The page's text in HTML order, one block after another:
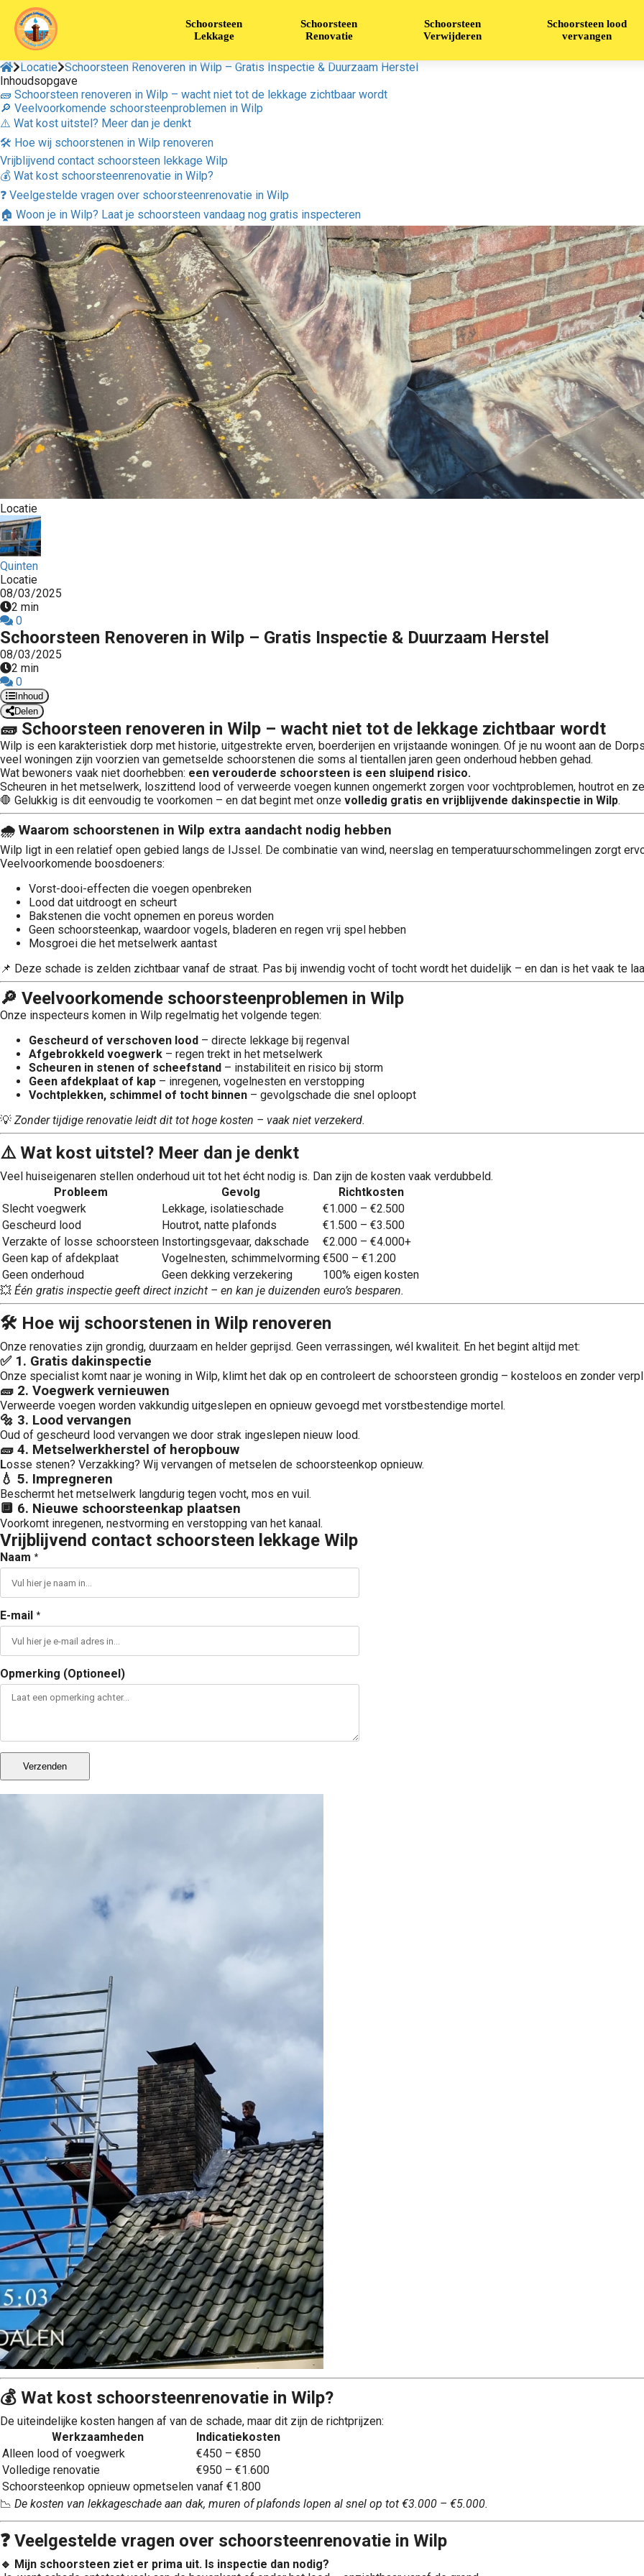
Schoorsteen
Lekkage
Schoorsteen
Renovatie
Schoorsteen
Verwijderen
Schoorsteen lood
vervangen
Locatie Schoorsteen Renoveren in Wilp – Gratis Inspectie & Duurzaam Herstel
Inhoudsopgave
🧱 Schoorsteen renoveren in Wilp – wacht niet tot de lekkage zichtbaar wordt
🔎 Veelvoorkomende schoorsteenproblemen in Wilp
⚠️ Wat kost uitstel? Meer dan je denkt
🛠 Hoe wij schoorstenen in Wilp renoveren
Vrijblijvend contact schoorsteen lekkage Wilp
💰 Wat kost schoorsteenrenovatie in Wilp?
❓ Veelgestelde vragen over schoorsteenrenovatie in Wilp
🏠 Woon je in Wilp? Laat je schoorsteen vandaag nog gratis inspecteren
Locatie
Quinten
Locatie
08/03/2025
2 min
0
Schoorsteen Renoveren in Wilp – Gratis Inspectie & Duurzaam Herstel
08/03/2025
2 min
0
Inhoud
Delen
🧱 Schoorsteen renoveren in Wilp – wacht niet tot de lekkage zichtbaar wordt
Wilp is een karakteristiek dorp met historie, uitgestrekte erven, boerderijen en vrijstaande woningen. Of je nu woont aan de
veel woningen zijn voorzien van gemetselde schoorstenen die soms al tientallen jaren geen onderhoud hebben gehad.
Wat bewoners vaak niet doorhebben: een verouderde schoorsteen is een sluipend risico.
Scheuren in het metselwerk, loszittend lood of verweerde voegen kunnen ongemerkt zorgen voor vochtproblemen, houtrot en
🛑 Gelukkig is dit eenvoudig te voorkomen – en dat begint met onze volledig gratis en vrijblijvende dakinspectie in Wilp.
🌧 Waarom schoorstenen in Wilp extra aandacht nodig hebben
Wilp ligt in een relatief open gebied langs de IJssel. De combinatie van wind, neerslag en temperatuurschommelingen zorgt
Veelvoorkomende boosdoeners:
Vorst-dooi-effecten die voegen openbreken
Lood dat uitdroogt en scheurt
Bakstenen die vocht opnemen en poreus worden
Geen schoorsteenkap, waardoor vogels, bladeren en regen vrij spel hebben
Mosgroei die het metselwerk aantast
📌 Deze schade is zelden zichtbaar vanaf de straat. Pas bij inwendig vocht of tocht wordt het duidelijk – en dan is het vaak te
🔎 Veelvoorkomende schoorsteenproblemen in Wilp
Onze inspecteurs komen in Wilp regelmatig het volgende tegen:
Gescheurd of verschoven lood – directe lekkage bij regenval
Afgebrokkeld voegwerk – regen trekt in het metselwerk
Scheuren in stenen of scheefstand – instabiliteit en risico bij storm
Geen afdekplaat of kap – inregenen, vogelnesten en verstopping
Vochtplekken, schimmel of tocht binnen – gevolgschade die snel oploopt
💡 Zonder tijdige renovatie leidt dit tot hoge kosten – vaak niet verzekerd.
⚠️ Wat kost uitstel? Meer dan je denkt
Veel huiseigenaren stellen onderhoud uit tot het écht nodig is. Dan zijn de kosten vaak verdubbeld.
Probleem
Gevolg
Richtkosten
Slecht voegwerk
Lekkage, isolatieschade
€1.000 – €2.500
Gescheurd lood
Houtrot, natte plafonds
€1.500 – €3.500
Verzakte of losse schoorsteen Instortingsgevaar, dakschade
€2.000 – €4.000+
Geen kap of afdekplaat
Vogelnesten, schimmelvorming €500 – €1.200
Geen onderhoud
Geen dekking verzekering
100% eigen kosten
💥 Één gratis inspectie geeft direct inzicht – en kan je duizenden euro’s besparen.
🛠 Hoe wij schoorstenen in Wilp renoveren
Onze renovaties zijn grondig, duurzaam en helder geprijsd. Geen verrassingen, wél kwaliteit. En het begint altijd met:
✅1. Gratis dakinspectie
Onze specialist komt naar je woning in Wilp, klimt het dak op en controleert de schoorsteen grondig – kosteloos en zonder
🧱 2. Voegwerk vernieuwen
Verweerde voegen worden vakkundig uitgeslepen en opnieuw gevoegd met vorstbestendige mortel.
🔩 3. Lood vervangen
Oud of gescheurd lood vervangen we door strak ingeslepen nieuw lood.
🧱 4. Metselwerkherstel of heropbouw
Losse stenen? Verzakking? Wij vervangen of metselen de schoorsteenkop opnieuw.
💧 5. Impregneren
Beschermt het metselwerk langdurig tegen vocht, mos en vuil.
🔲 6. Nieuwe schoorsteenkap plaatsen
Voorkomt inregenen, nestvorming en verstopping van het kanaal.
Vrijblijvend contact schoorsteen lekkage Wilp
Naam *
E-mail *
Opmerking (Optioneel)
Verzenden
💰 Wat kost schoorsteenrenovatie in Wilp?
De uiteindelijke kosten hangen af van de schade, maar dit zijn de richtprijzen:
Werkzaamheden
Indicatiekosten
Alleen lood of voegwerk
€450 – €850
Volledige renovatie
€950 – €1.600
Schoorsteenkop opnieuw opmetselen vanaf €1.800
📉 De kosten van lekkageschade aan dak, muren of plafonds lopen al snel op tot €3.000 – €5.000.
❓ Veelgestelde vragen over schoorsteenrenovatie in Wilp
🔹 Mijn schoorsteen ziet er prima uit. Is inspectie dan nodig?